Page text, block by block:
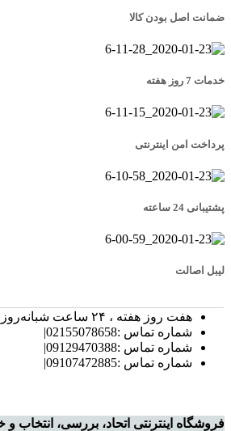
ضمانت اصل بودن کالا
خدمات 7 روز هفته
پرداخت امن اینترنتی
پشتیبانی 24 ساعته
لیبل اصالت
هفت روز هفته ، ۲۴ ساعت شبانه‌روز پاسخگوی شما هستیم
شماره تماس :02155078658|
شماره تماس :09129470388|
شماره تماس :09107472885|
فروشگاه اینترنتی اتحاد، بررسی، انتخاب و